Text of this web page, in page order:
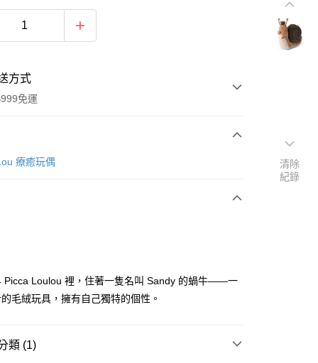
方式
免運
款
業銀行
行
蓄銀行
業銀行
兆豐國際商業銀行
企業銀行
台中商業銀行
行
銀行
療癒玩偶
Picca Loulou 裡，住著一隻名叫 Sandy 的蝸牛——一
毛絨玩具，擁有自己獨特的個性。
類 (1)
清除
紀錄